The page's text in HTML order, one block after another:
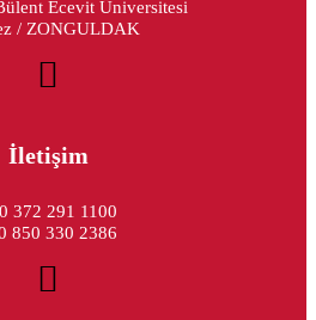
Ecevit Üniversitesi
/ ZONGULDAK
İletişim
372 291 1100
850 330 2386